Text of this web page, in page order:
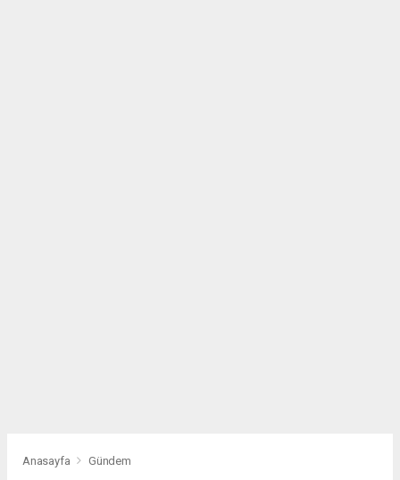
Anasayfa Gündem